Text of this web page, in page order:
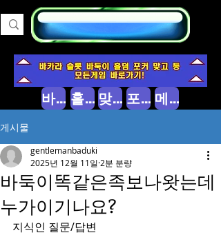
바둑이 소개 홀덤 소개 맞고 소개 포커 소개 메인으로
게시물
바둑이똑같은족보나왓는데
누가이기나요?
gentlemanbaduki
2025년 12월 11일 2분 분량
지식인 질문/답변